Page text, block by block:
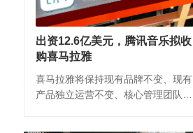
出资12.6亿美元，腾讯音乐拟收
购喜马拉雅
喜马拉雅将保持现有品牌不变、现有
产品独立运营不变、核心管理团队不
年度公平竞争审查抽查